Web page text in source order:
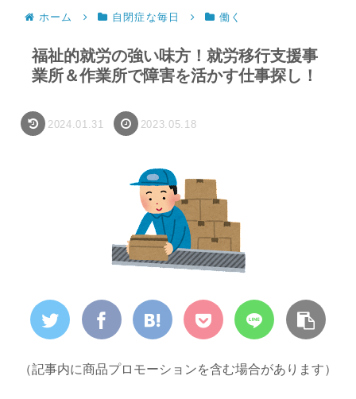
ホーム 自閉症な毎日 働く
福祉的就労の強い味方！就労移行支援事
業所＆作業所で障害を活かす仕事探し！
2024.01.31 2023.05.18
（記事内に商品プロモーションを含む場合があります）